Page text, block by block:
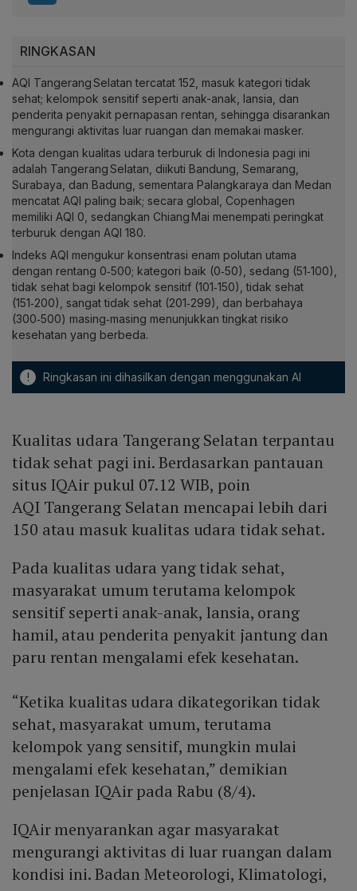
RINGKASAN
AQI Tangerang Selatan tercatat 152, masuk kategori tidak
sehat; kelompok sensitif seperti anak-anak, lansia, dan
penderita penyakit pernapasan rentan, sehingga disarankan
mengurangi aktivitas luar ruangan dan memakai masker.
Kota dengan kualitas udara terburuk di Indonesia pagi ini
adalah Tangerang Selatan, diikuti Bandung, Semarang,
Surabaya, dan Badung, sementara Palangkaraya dan Medan
mencatat AQI paling baik; secara global, Copenhagen
memiliki AQI 0, sedangkan Chiang Mai menempati peringkat
terburuk dengan AQI 180.
Indeks AQI mengukur konsentrasi enam polutan utama
dengan rentang 0‑500; kategori baik (0‑50), sedang (51‑100),
tidak sehat bagi kelompok sensitif (101‑150), tidak sehat
(151‑200), sangat tidak sehat (201‑299), dan berbahaya
(300‑500) masing‑masing menunjukkan tingkat risiko
kesehatan yang berbeda.
! Ringkasan ini dihasilkan dengan menggunakan AI
Kualitas udara Tangerang Selatan terpantau
tidak sehat pagi ini. Berdasarkan pantauan
situs IQAir pukul 07.12 WIB, poin
AQI Tangerang Selatan mencapai lebih dari
150 atau masuk kualitas udara tidak sehat.
Pada kualitas udara yang tidak sehat,
masyarakat umum terutama kelompok
sensitif seperti anak-anak, lansia, orang
hamil, atau penderita penyakit jantung dan
paru rentan mengalami efek kesehatan.
“Ketika kualitas udara dikategorikan tidak
sehat, masyarakat umum, terutama
kelompok yang sensitif, mungkin mulai
mengalami efek kesehatan,” demikian
penjelasan IQAir pada Rabu (8/4).
IQAir menyarankan agar masyarakat
mengurangi aktivitas di luar ruangan dalam
kondisi ini. Badan Meteorologi, Klimatologi,